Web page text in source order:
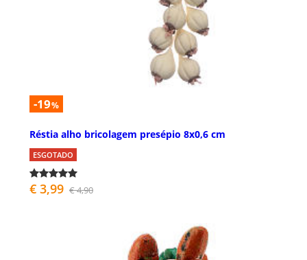
-19%
Réstia alho bricolagem presépio 8x0,6 cm
ESGOTADO
€ 3,99 € 4,90